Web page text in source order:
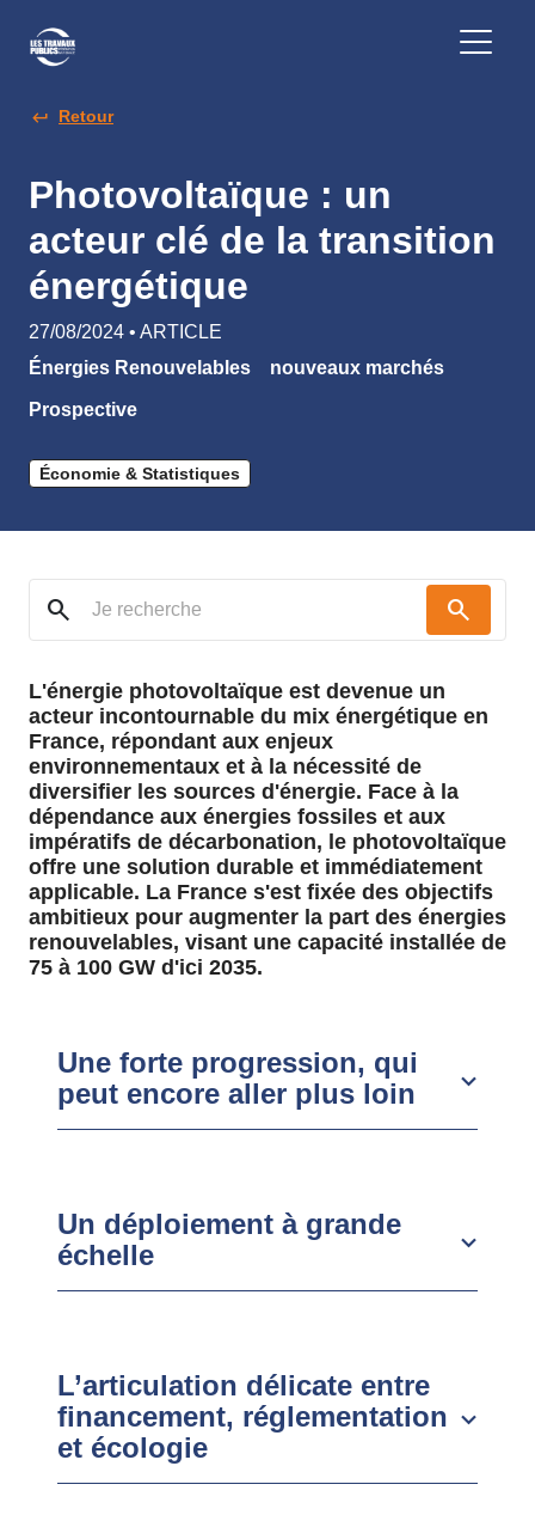
Retour
Photovoltaïque : un
acteur clé de la transition
énergétique
27/08/2024 • ARTICLE
Énergies Renouvelables
nouveaux marchés
Prospective
Économie & Statistiques
search search
L'énergie photovoltaïque est devenue un
acteur incontournable du mix énergétique en
France, répondant aux enjeux
environnementaux et à la nécessité de
diversifier les sources d'énergie. Face à la
dépendance aux énergies fossiles et aux
impératifs de décarbonation, le photovoltaïque
offre une solution durable et immédiatement
applicable. La France s'est fixée des objectifs
ambitieux pour augmenter la part des énergies
renouvelables, visant une capacité installée de
75 à 100 GW d'ici 2035.
Une forte progression, qui
peut encore aller plus loin
Un déploiement à grande
échelle
L’articulation délicate entre
financement, réglementation
et écologie